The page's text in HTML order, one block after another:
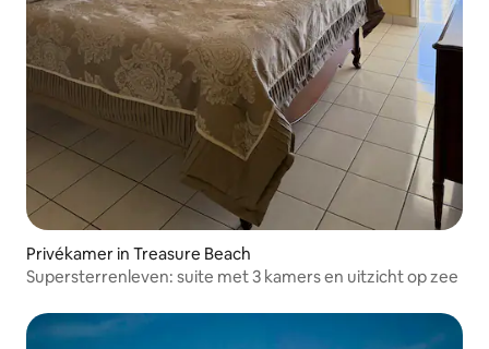
Privékamer in Treasure Beach
Supersterrenleven: suite met 3 kamers en uitzicht op zee